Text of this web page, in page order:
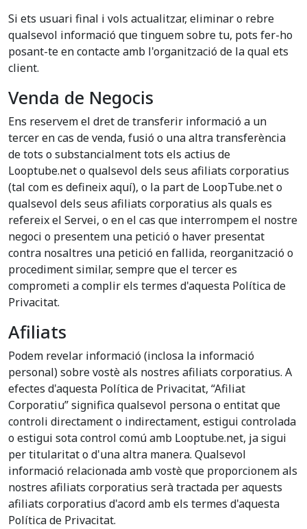
Si ets usuari final i vols actualitzar, eliminar o rebre
qualsevol informació que tinguem sobre tu, pots fer-ho
posant-te en contacte amb l'organització de la qual ets
client.
Venda de Negocis
Ens reservem el dret de transferir informació a un
tercer en cas de venda, fusió o una altra transferència
de tots o substancialment tots els actius de
Looptube.net o qualsevol dels seus afiliats corporatius
(tal com es defineix aquí), o la part de LoopTube.net o
qualsevol dels seus afiliats corporatius als quals es
refereix el Servei, o en el cas que interrompem el nostre
negoci o presentem una petició o haver presentat
contra nosaltres una petició en fallida, reorganització o
procediment similar, sempre que el tercer es
comprometi a complir els termes d'aquesta Política de
Privacitat.
Afiliats
Podem revelar informació (inclosa la informació
personal) sobre vostè als nostres afiliats corporatius. A
efectes d'aquesta Política de Privacitat, “Afiliat
Corporatiu” significa qualsevol persona o entitat que
controli directament o indirectament, estigui controlada
o estigui sota control comú amb Looptube.net, ja sigui
per titularitat o d'una altra manera. Qualsevol
informació relacionada amb vostè que proporcionem als
nostres afiliats corporatius serà tractada per aquests
afiliats corporatius d'acord amb els termes d'aquesta
Política de Privacitat.